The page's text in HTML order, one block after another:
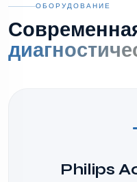
ОБОРУДОВАНИЕ
Philips